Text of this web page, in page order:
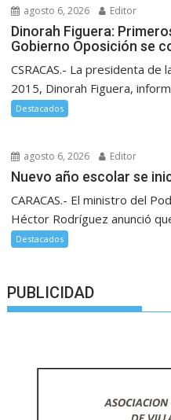
agosto 6, 2026 Editor
Dinorah Figuera:
Gobierno Oposición se
CSRACAS.- La presidenta de
2015, Dinorah Figuera,
Destacados
agosto 6, 2026 Editor
Nuevo año escolar se
CARACAS.- El ministro del
Héctor Rodríguez anunció
Destacados
PUBLICIDAD